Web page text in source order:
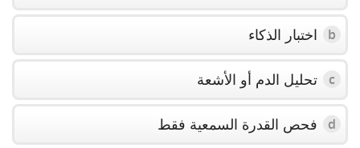
b اختبار الذكاء
c تحليل الدم أو الأشعة
d فحص القدرة السمعية فقط